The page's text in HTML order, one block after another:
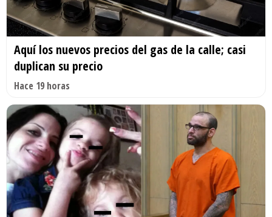
Aquí los nuevos precios del gas de la calle; casi
duplican su precio
Hace 19 horas